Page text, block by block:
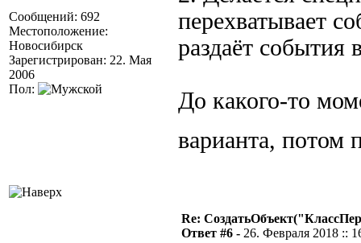
Сообщений: 692
Местоположение:
Новосибирск
Зарегистрирован: 22. Мая
2006
Пол:
перехватывает
раздаёт
До какого-то
варианта, потом
Re:
Ответ #6 - 26. Февраля 2018 ::